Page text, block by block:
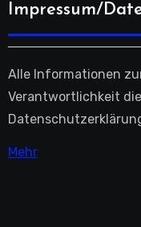
Impressum/
Alle Informationen
Verantwortlichkeit
Mehr